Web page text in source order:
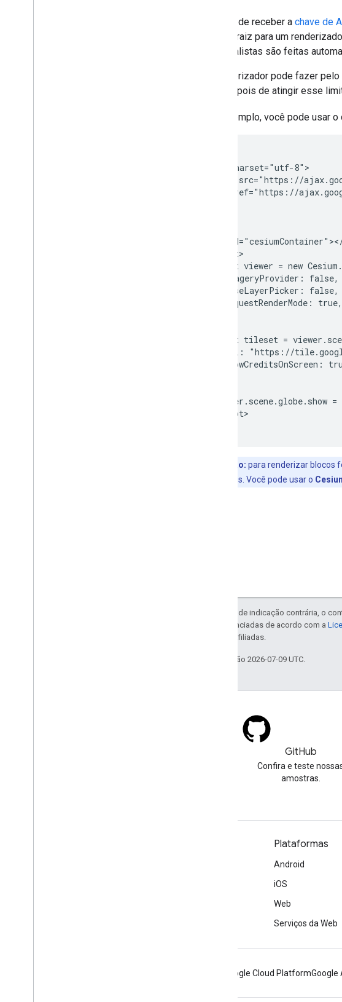
Depois de receber a chave de
blocos raiz para um
fotorrealistas são feitas
O renderizador pode fazer
raiz. Depois de atingir esse
Por exemplo, você pode usar
<meta charset="utf-8">
<script src="https://
<link href="https://
<div
  <script>
const viewer = new
      imageryProvider: false,
      baseLayerPicker: false,
      requestRenderMode: true,
const tileset =
url: "https://
showCreditsOnScreen:
viewer.scene.globe.show =
  </script>
Observação: para renderizar blocos
direitos autorais. Você pode usar o
Exceto em caso de indicação contrária, o
código são licenciadas de acordo com a
da Oracle e/ou afiliadas.
Última atualização 2026-07-09 UTC.
GitHub
Confira e teste
amostras.
Plataformas
Android
iOS
Web
Serviços da Web
Google Cloud PlatformGoogle